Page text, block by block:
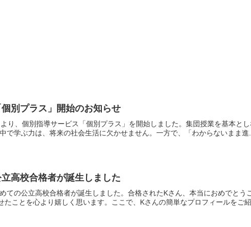
別プラス」開始のお知らせ
り、個別指導サービス「個別プラス」を開始しました。集団授業を基本と
で学ぶ力は、将来の社会生活に欠かせません。一方で、「わからないまま進...
高校合格者が誕生しました
ての公立高校合格者が誕生しました。合格されたKさん、本当におめでと
たことを心より嬉しく思います。ここで、Kさんの簡単なプロフィールをご